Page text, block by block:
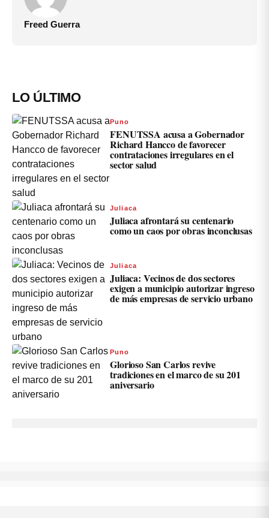
Freed Guerra
LO ÚLTIMO
Puno
FENUTSSA acusa a Gobernador
Richard Hancco de favorecer
contrataciones irregulares en el
sector salud
Juliaca
Juliaca afrontará su centenario
como un caos por obras inconclusas
Juliaca
Juliaca: Vecinos de dos sectores
exigen a municipio autorizar ingreso
de más empresas de servicio urbano
Puno
Glorioso San Carlos revive
tradiciones en el marco de su 201
aniversario